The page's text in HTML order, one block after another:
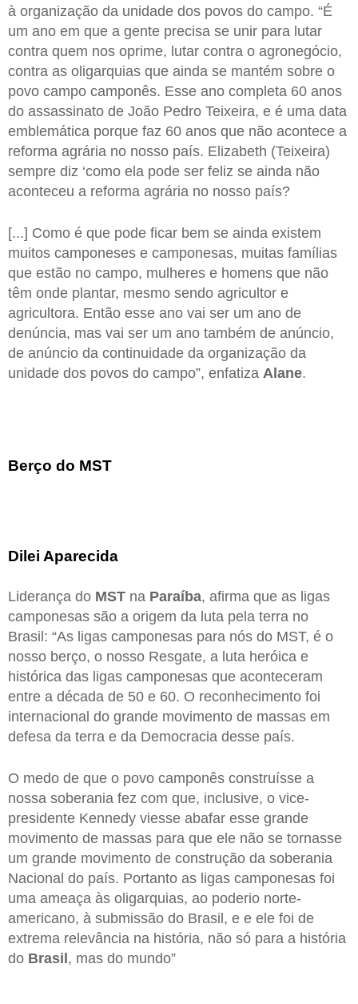
à organização da unidade dos povos do campo. “É
um ano em que a gente precisa se unir para lutar
contra quem nos oprime, lutar contra o agronegócio,
contra as oligarquias que ainda se mantém sobre o
povo campo camponês. Esse ano completa 60 anos
do assassinato de João Pedro Teixeira, e é uma data
emblemática porque faz 60 anos que não acontece a
reforma agrária no nosso país. Elizabeth (Teixeira)
sempre diz ‘como ela pode ser feliz se ainda não
aconteceu a reforma agrária no nosso país?
[...] Como é que pode ficar bem se ainda existem
muitos camponeses e camponesas, muitas famílias
que estão no campo, mulheres e homens que não
têm onde plantar, mesmo sendo agricultor e
agricultora. Então esse ano vai ser um ano de
denúncia, mas vai ser um ano também de anúncio,
de anúncio da continuidade da organização da
unidade dos povos do campo”, enfatiza Alane.
Berço do MST
Dilei Aparecida
Liderança do MST na Paraíba, afirma que as ligas
camponesas são a origem da luta pela terra no
Brasil: “As ligas camponesas para nós do MST, é o
nosso berço, o nosso Resgate, a luta heróica e
histórica das ligas camponesas que aconteceram
entre a década de 50 e 60. O reconhecimento foi
internacional do grande movimento de massas em
defesa da terra e da Democracia desse país.
O medo de que o povo camponês construísse a
nossa soberania fez com que, inclusive, o vice-
presidente Kennedy viesse abafar esse grande
movimento de massas para que ele não se tornasse
um grande movimento de construção da soberania
Nacional do país. Portanto as ligas camponesas foi
uma ameaça às oligarquias, ao poderio norte-
americano, à submissão do Brasil, e e ele foi de
extrema relevância na história, não só para a história
do Brasil, mas do mundo”